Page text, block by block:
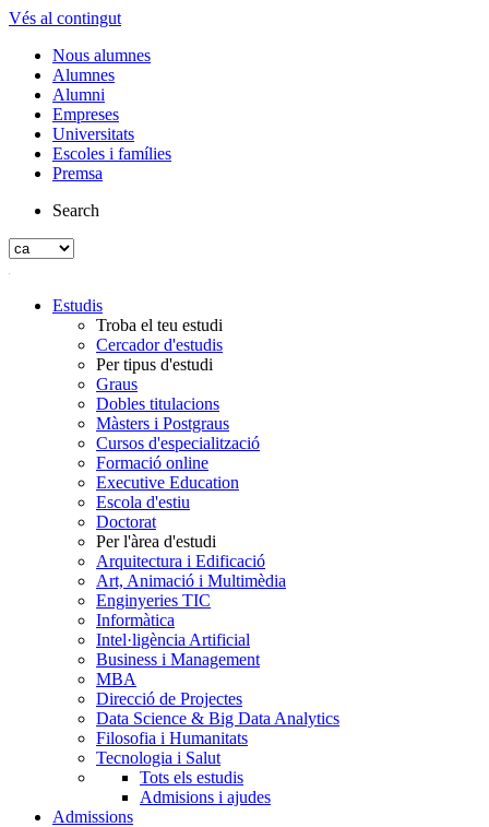
Vés al contingut
Nous alumnes
Alumnes
Alumni
Empreses
Universitats
Escoles i famílies
Premsa
Search
Estudis
Troba el teu estudi
Cercador d'estudis
Per tipus d'estudi
Graus
Dobles titulacions
Màsters i Postgraus
Cursos d'especialització
Formació online
Executive Education
Escola d'estiu
Doctorat
Per l'àrea d'estudi
Arquitectura i Edificació
Art, Animació i Multimèdia
Enginyeries TIC
Informàtica
Intel·ligència Artificial
Business i Management
MBA
Direcció de Projectes
Data Science & Big Data Analytics
Filosofia i Humanitats
Tecnologia i Salut
Tots els estudis
Admisions i ajudes
Admissions